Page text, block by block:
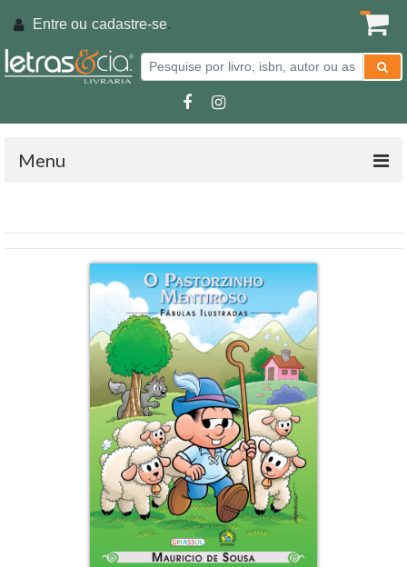
Entre ou cadastre-se.
Menu